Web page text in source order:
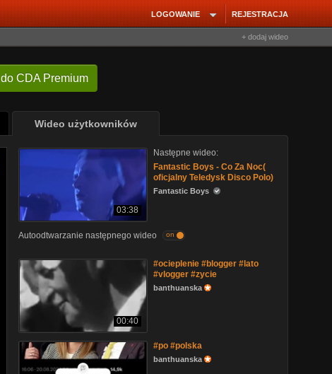
REJESTRACJA
LOGOWANIE
+ dodaj wideo
do CDA Premium
Wideo użytkowników
03:38
Następne wideo:
Fantastic Boys - Co Za Noc(
oficjalny Teledysk Disco Polo)
Fantastic Boys
Autoodtwarzanie następnego wideo on
00:40
#ocieplenie #blogger #lato
#vlogger #zycie
banthuanska
#po #polska
banthuanska